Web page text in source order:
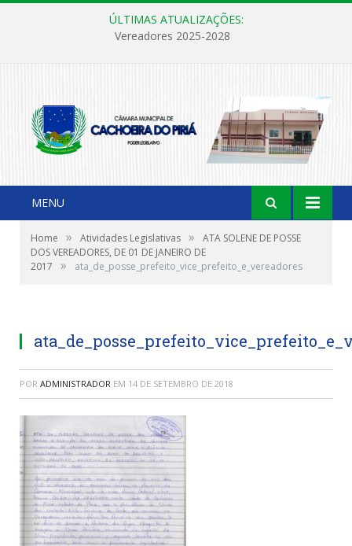
ÚLTIMAS ATUALIZAÇÕES:
Vereadores 2025-2028
MENU
Home » Atividades Legislativas »
ATA SOLENE DE POSSE
DOS VEREADORES, DE 01 DE JANEIRO DE
2017
» ata_de_posse_prefeito_vice_prefeito_e_vereadores
POR ADMINISTRADOR EM 14 DE SETEMBRO DE 2018